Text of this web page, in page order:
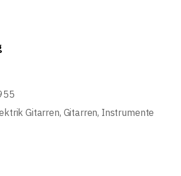
Gitarren, Gitarren, Instrumente